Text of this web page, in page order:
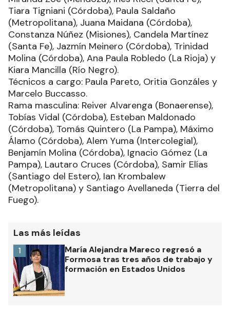
Tiara Tigniani (Córdoba), Paula Saldaño
(Metropolitana), Juana Maidana (Córdoba),
Constanza Núñez (Misiones), Candela Martínez
(Santa Fe), Jazmín Meinero (Córdoba), Trinidad
Molina (Córdoba), Ana Paula Robledo (La Rioja) y
Kiara Mancilla (Río Negro).
Técnicos a cargo: Paula Pareto, Oritia Gonzáles y
Marcelo Buccasso.
Rama masculina: Reiver Alvarenga (Bonaerense),
Tobías Vidal (Córdoba), Esteban Maldonado
(Córdoba), Tomás Quintero (La Pampa), Máximo
Álamo (Córdoba), Alem Yuma (Intercolegial),
Benjamín Molina (Córdoba), Ignacio Gómez (La
Pampa), Lautaro Cruces (Córdoba), Samir Elías
(Santiago del Estero), Ian Krombalew
(Metropolitana) y Santiago Avellaneda (Tierra del
Fuego).
Las más leídas
María Alejandra Mareco regresó a
Formosa tras tres años de trabajo y
formación en Estados Unidos
1